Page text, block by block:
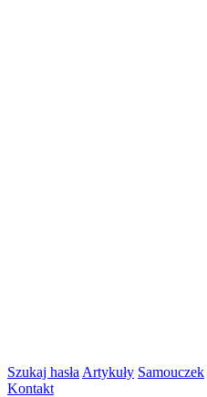
Szukaj hasła Artykuły Samouczek
Kontakt